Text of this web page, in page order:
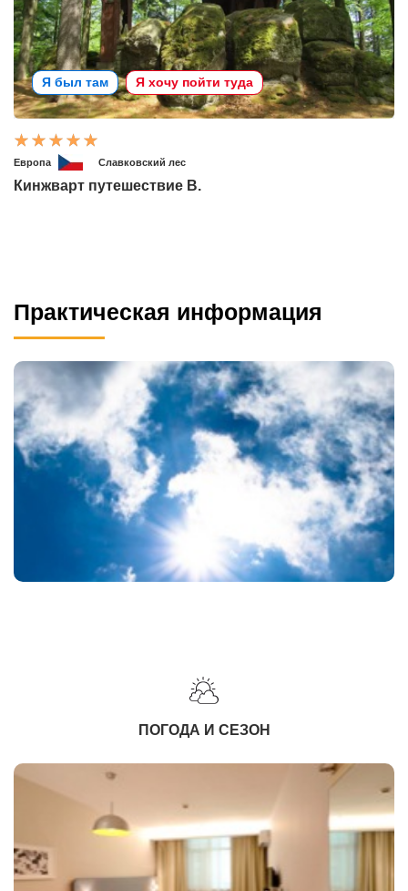
Я был там Я хочу пойти туда
Европа Славковский лес
Кинжварт путешествие В.
Практическая информация
ПОГОДА И СЕЗОН